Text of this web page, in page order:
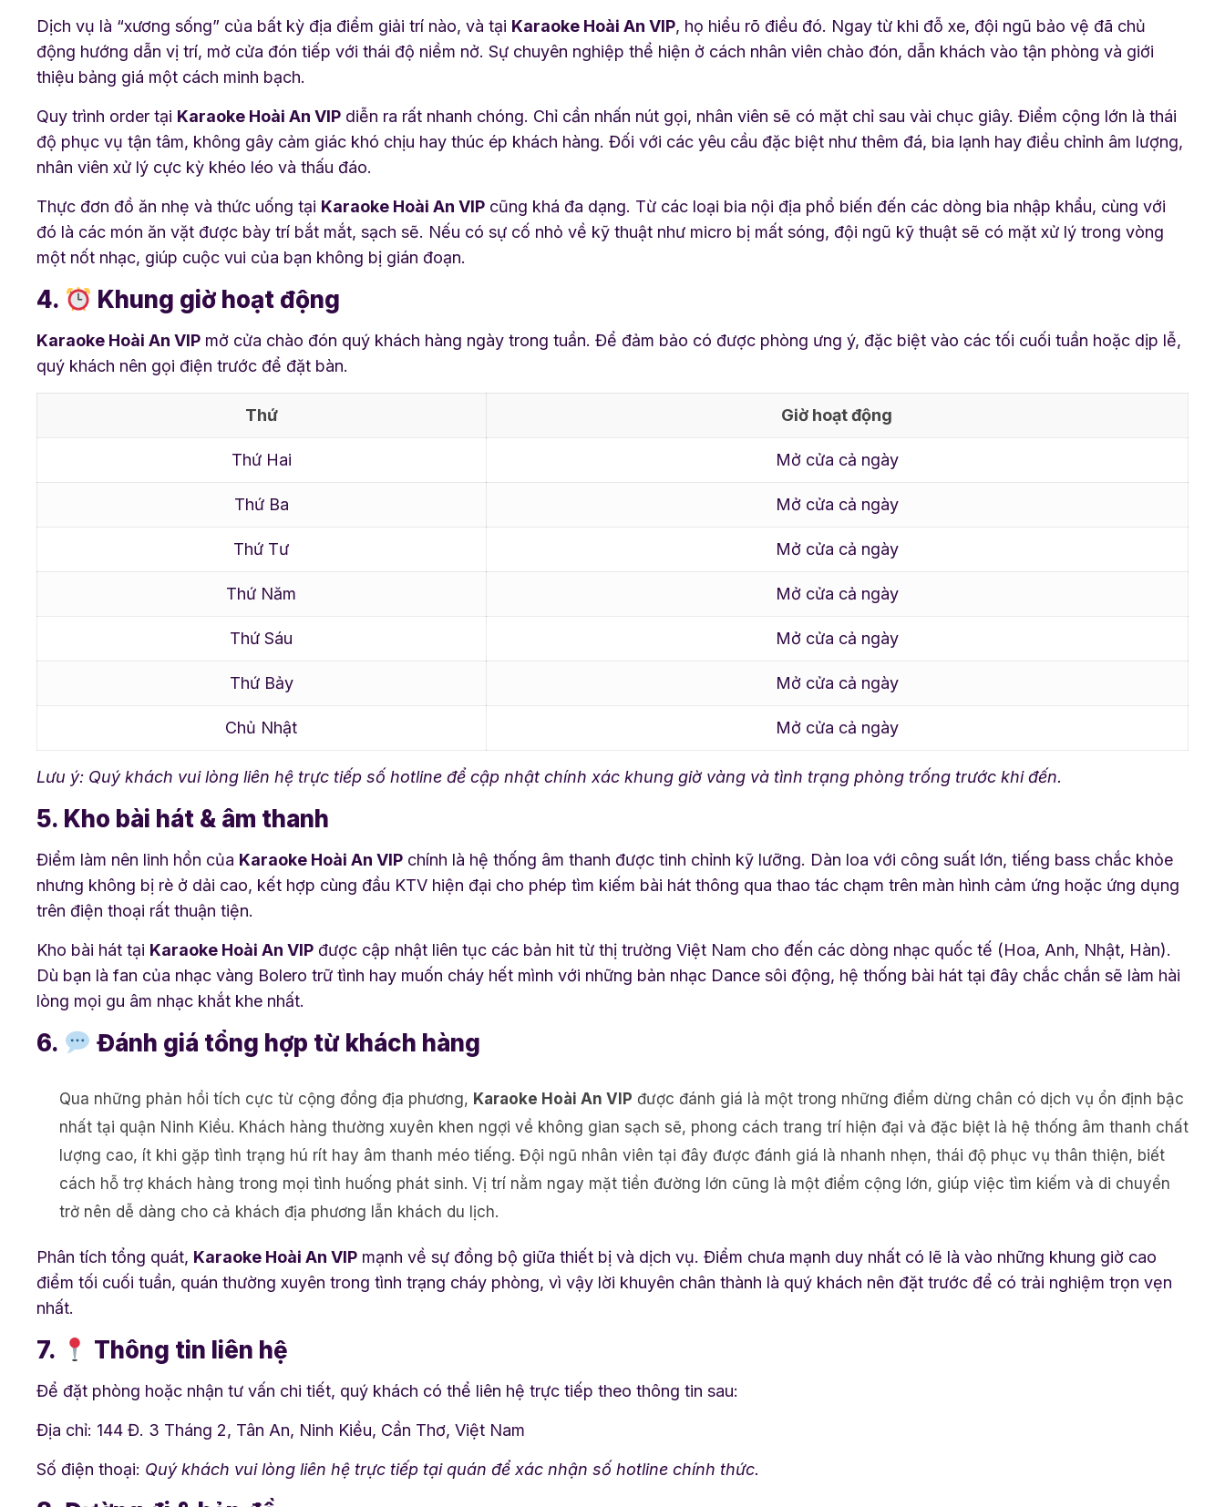
Dịch vụ là “xương sống” của bất kỳ địa điểm giải trí nào, và tại Karaoke Hoài An VIP, họ hiểu rõ điều đó. Ngay từ khi đỗ xe, đội ngũ bảo vệ đã chủ
động hướng dẫn vị trí, mở cửa đón tiếp với thái độ niềm nở. Sự chuyên nghiệp thể hiện ở cách nhân viên chào đón, dẫn khách vào tận phòng và giới
thiệu bảng giá một cách minh bạch.
Quy trình order tại Karaoke Hoài An VIPdiễn ra rất nhanh chóng. Chỉ cần nhấn nút gọi, nhân viên sẽ có mặt chỉ sau vài chục giây. Điểm cộng lớn là thái
độ phục vụ tận tâm, không gây cảm giác khó chịu hay thúc ép khách hàng. Đối với các yêu cầu đặc biệt như thêm đá, bia lạnh hay điều chỉnh âm lượng,
nhân viên xử lý cực kỳ khéo léo và thấu đáo.
Thực đơn đồ ăn nhẹ và thức uống tại Karaoke Hoài An VIPcũng khá đa dạng. Từ các loại bia nội địa phổ biến đến các dòng bia nhập khẩu, cùng với
đó là các món ăn vặt được bày trí bắt mắt, sạch sẽ. Nếu có sự cố nhỏ về kỹ thuật như micro bị mất sóng, đội ngũ kỹ thuật sẽ có mặt xử lý trong vòng
một nốt nhạc, giúp cuộc vui của bạn không bị gián đoạn.
4. Khung giờ hoạt động
Karaoke Hoài An VIPmở cửa chào đón quý khách hàng ngày trong tuần. Để đảm bảo có được phòng ưng ý, đặc biệt vào các tối cuối tuần hoặc dịp lễ,
quý khách nên gọi điện trước để đặt bàn.
Thứ Giờ hoạt động
Thứ Hai Mở cửa cả ngày
Thứ Ba Mở cửa cả ngày
Thứ Tư Mở cửa cả ngày
Thứ Năm Mở cửa cả ngày
Thứ Sáu Mở cửa cả ngày
Thứ Bảy Mở cửa cả ngày
Chủ Nhật Mở cửa cả ngày
Lưu ý: Quý khách vui lòng liên hệ trực tiếp số hotline để cập nhật chính xác khung giờ vàng và tình trạng phòng trống trước khi đến.
5. Kho bài hát & âm thanh
Điểm làm nên linh hồn của Karaoke Hoài An VIPchính là hệ thống âm thanh được tinh chỉnh kỹ lưỡng. Dàn loa với công suất lớn, tiếng bass chắc khỏe
nhưng không bị rè ở dải cao, kết hợp cùng đầu KTV hiện đại cho phép tìm kiếm bài hát thông qua thao tác chạm trên màn hình cảm ứng hoặc ứng dụng
trên điện thoại rất thuận tiện.
Kho bài hát tại Karaoke Hoài An VIPđược cập nhật liên tục các bản hit từ thị trường Việt Nam cho đến các dòng nhạc quốc tế (Hoa, Anh, Nhật, Hàn).
Dù bạn là fan của nhạc vàng Bolero trữ tình hay muốn cháy hết mình với những bản nhạc Dance sôi động, hệ thống bài hát tại đây chắc chắn sẽ làm hài
lòng mọi gu âm nhạc khắt khe nhất.
6. Đánh giá tổng hợp từ khách hàng
Qua những phản hồi tích cực từ cộng đồng địa phương, Karaoke Hoài An VIP được đánh giá là một trong những điểm dừng chân có dịch vụ ổn định bậc
nhất tại quận Ninh Kiều. Khách hàng thường xuyên khen ngợi về không gian sạch sẽ, phong cách trang trí hiện đại và đặc biệt là hệ thống âm thanh chất
lượng cao, ít khi gặp tình trạng hú rít hay âm thanh méo tiếng. Đội ngũ nhân viên tại đây được đánh giá là nhanh nhẹn, thái độ phục vụ thân thiện, biết
cách hỗ trợ khách hàng trong mọi tình huống phát sinh. Vị trí nằm ngay mặt tiền đường lớn cũng là một điểm cộng lớn, giúp việc tìm kiếm và di chuyển
trở nên dễ dàng cho cả khách địa phương lẫn khách du lịch.
Phân tích tổng quát, Karaoke Hoài An VIPmạnh về sự đồng bộ giữa thiết bị và dịch vụ. Điểm chưa mạnh duy nhất có lẽ là vào những khung giờ cao
điểm tối cuối tuần, quán thường xuyên trong tình trạng cháy phòng, vì vậy lời khuyên chân thành là quý khách nên đặt trước để có trải nghiệm trọn vẹn
nhất.
7. Thông tin liên hệ
Để đặt phòng hoặc nhận tư vấn chi tiết, quý khách có thể liên hệ trực tiếp theo thông tin sau:
Địa chỉ: 144 Đ. 3 Tháng 2, Tân An, Ninh Kiều, Cần Thơ, Việt Nam
Số điện thoại: Quý khách vui lòng liên hệ trực tiếp tại quán để xác nhận số hotline chính thức.